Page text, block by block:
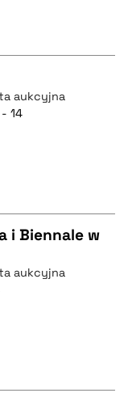
aukcyjna
14
i Biennale w
aukcyjna